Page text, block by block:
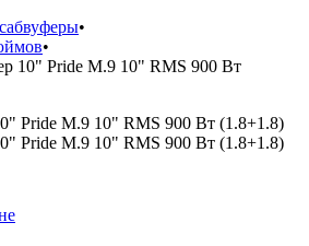
•
•
10" Pride M.9 10" RMS 900 Вт